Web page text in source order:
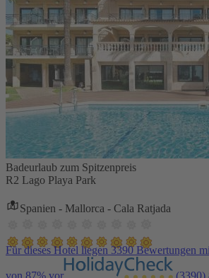
Badeurlaub zum Spitzenpreis
R2 Lago Playa Park
Spanien - Mallorca - Cala Ratjada
Für dieses Hotel liegen 3390 Bewertungen
von 87% vor (3390)